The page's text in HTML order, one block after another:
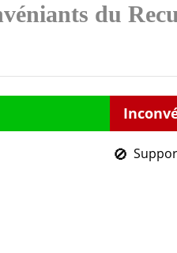
du